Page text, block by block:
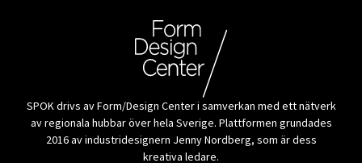
SPOK drivs av Form/Design Center i samverkan med ett nätverk
av regionala hubbar över hela Sverige. Plattformen grundades
2016 av industridesignern Jenny Nordberg, som är dess
kreativa ledare.